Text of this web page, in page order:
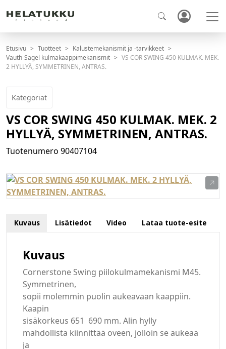
Etusivu Tuotteet
Kalustemekanismit ja -tarvikkeet
Vauth-Sagel kulmakaappimekanismit
VS COR SWING 450 KULMAK. MEK.
2 HYLLYÄ, SYMMETRINEN, ANTRAS.
Kategoriat
VS COR SWING 450 KULMAK. MEK. 2
HYLLYÄ, SYMMETRINEN, ANTRAS.
Tuotenumero 90407104
Kuvaus Lisätiedot Video Lataa tuote-esite
Kuvaus
Cornerstone Swing piilokulmamekanismi M45.
Symmetrinen,
sopii molemmin puolin aukeavaan kaappiin.
Kaapin
sisäkorkeus 651  690 mm. Alin hylly
mahdollista kiinnittää oveen, jolloin se aukeaa
ja